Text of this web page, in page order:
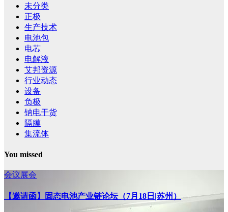
未分类
正极
生产技术
电池包
电芯
电解液
艾邦资源
行业动态
设备
负极
钠电干货
隔膜
集流体
You missed
会议展会
【邀请函】固态电池产业链论坛（7月18日|苏州）